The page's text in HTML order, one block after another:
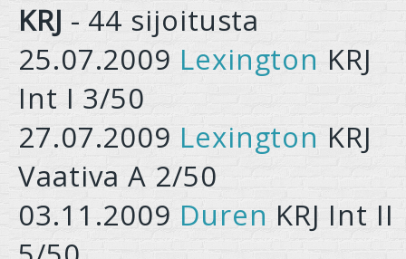
KRJ - 44 sijoitusta
25.07.2009 Lexington KRJ
Int I 3/50
27.07.2009 Lexington KRJ
Vaativa A 2/50
03.11.2009 Duren KRJ Int II